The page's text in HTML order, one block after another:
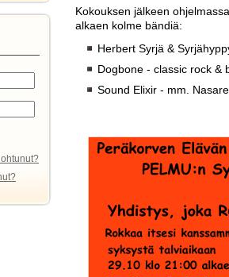
Kokouksen jälkeen
alkaen kolme bändiä:
Herbert Syrjä &
Dogbone - classic rock &
Sound Elixir - mm.